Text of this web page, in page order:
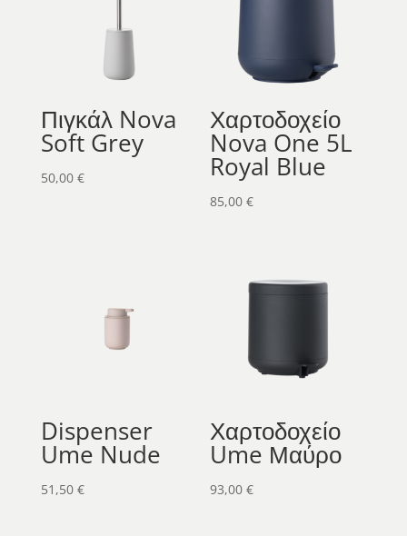
Πιγκάλ Nova
Soft Grey
50,00 €
Χαρτοδοχείο
Nova One 5L
Royal Blue
85,00€
Dispenser
Ume Nude
51,50 €
Χαρτοδοχείο
Ume Μαύρο
93,00€